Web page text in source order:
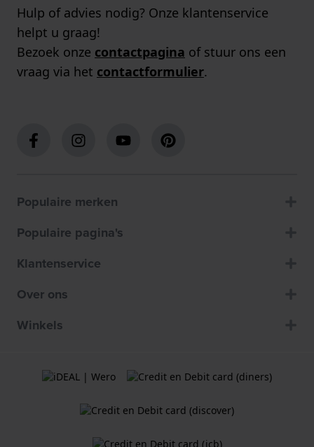
Hulp of advies nodig? Onze klantenservice
helpt u graag!
Bezoek onze contactpagina of stuur ons een
vraag via het contactformulier.
Populaire merken
Populaire pagina's
Klantenservice
Over ons
Winkels